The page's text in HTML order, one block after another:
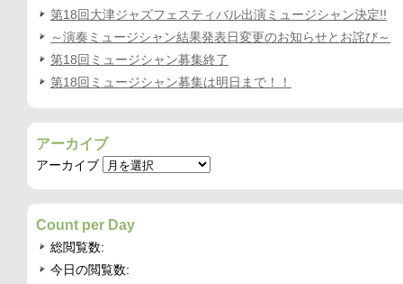
第18回大津ジャズフェスティバル出演ミュージシャン決定!!
～演奏ミュージシャン結果発表日変更のお知らせとお詫び～
第18回ミュージシャン募集終了
第18回ミュージシャン募集は明日まで！！
アーカイブ
アーカイブ
Count per Day
総閲覧数:
今日の閲覧数: